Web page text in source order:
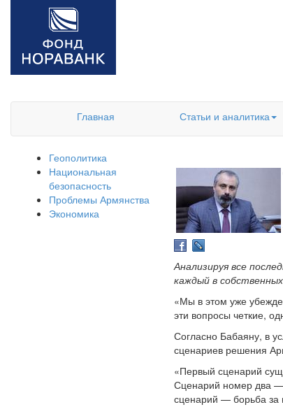
Главная
Статьи и аналитика
Геополитика
Национальная
безопасность
Проблемы Армянства
Экономика
Анализируя все
каждый в
«Мы в этом уже
эти вопросы четкие,
Согласно Бабаяну, в
сценариев решения
«Первый сценарий
Сценарий номер два —
сценарий — борьба